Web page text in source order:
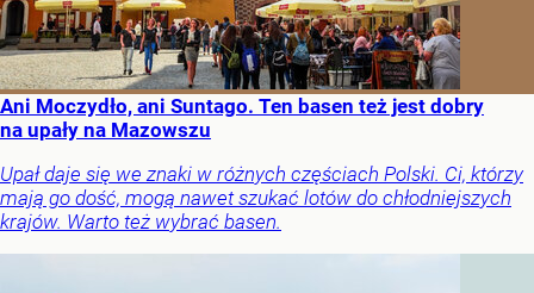
Ani Moczydło, ani Suntago. Ten basen też jest dobry
na upały na Mazowszu
Upał daje się we znaki w różnych częściach Polski. Ci, którzy
mają go dość, mogą nawet szukać lotów do chłodniejszych
krajów. Warto też wybrać basen.